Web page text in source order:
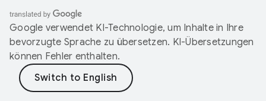
Google verwendet KI-Technologie, um Inhalte in Ihre
bevorzugte Sprache zu übersetzen. KI-Übersetzungen
können Fehler enthalten.